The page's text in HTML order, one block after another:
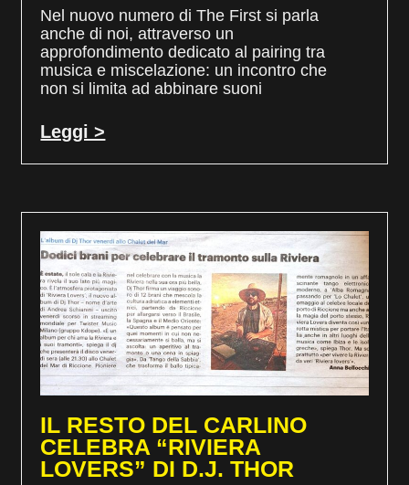
Nel nuovo numero di The First si parla
anche di noi, attraverso un
approfondimento dedicato al pairing tra
musica e miscelazione: un incontro che
non si limita ad abbinare suoni
Leggi >
IL RESTO DEL CARLINO
CELEBRA “RIVIERA
LOVERS” DI D.J. THOR